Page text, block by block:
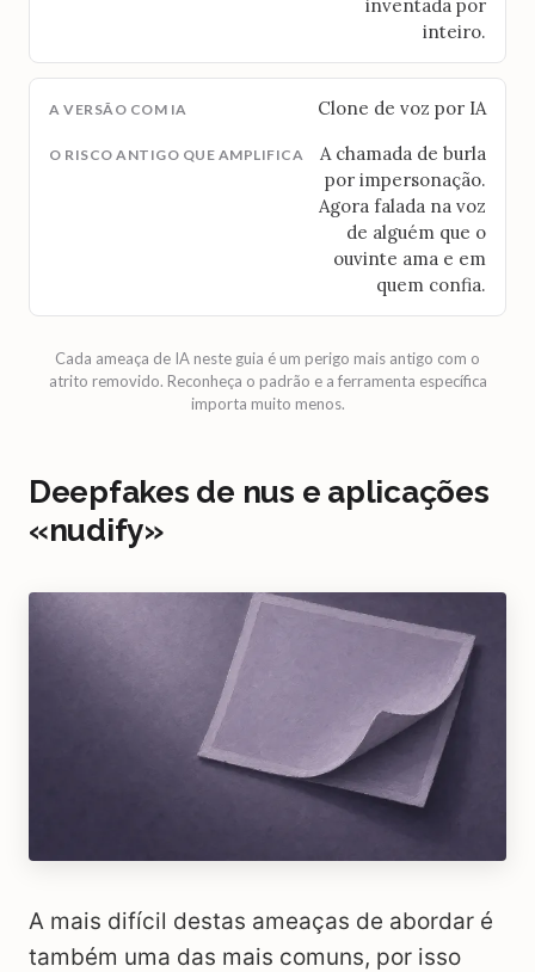
inventada por
inteiro.
Clone de voz por IA
A chamada de burla
por impersonação.
Agora falada na voz
de alguém que o
ouvinte ama e em
quem confia.
Cada ameaça de IA neste guia é um perigo mais antigo com o
atrito removido. Reconheça o padrão e a ferramenta específica
importa muito menos.
Deepfakes de nus e aplicações
«nudify»
A mais difícil destas ameaças de abordar é
também uma das mais comuns, por isso